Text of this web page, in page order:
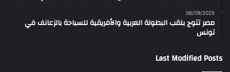
06/09/2025
مصر تتوج بلقب البطولة العربية والأفريقية للسباحة بالزعانف في
تونس
Last Modified Posts